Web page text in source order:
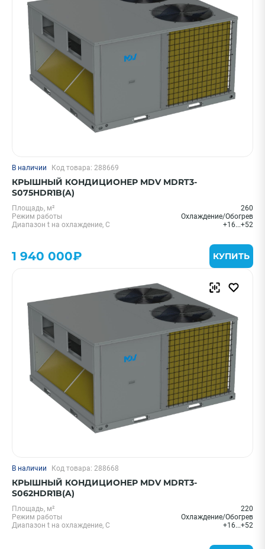
В наличии Код товара: 288669
КРЫШНЫЙ КОНДИЦИОНЕР MDV MDRT3-
S075HDR1B(A)
Площадь, м²
260
Режим работы
Охлаждение/Обогрев
Диапазон t на охлаждение, С
+16...+52
1 940 000₽ КУПИТЬ
В наличии Код товара: 288668
КРЫШНЫЙ КОНДИЦИОНЕР MDV MDRT3-
S062HDR1B(A)
Площадь, м²
220
Режим работы
Охлаждение/Обогрев
Диапазон t на охлаждение, С
+16...+52